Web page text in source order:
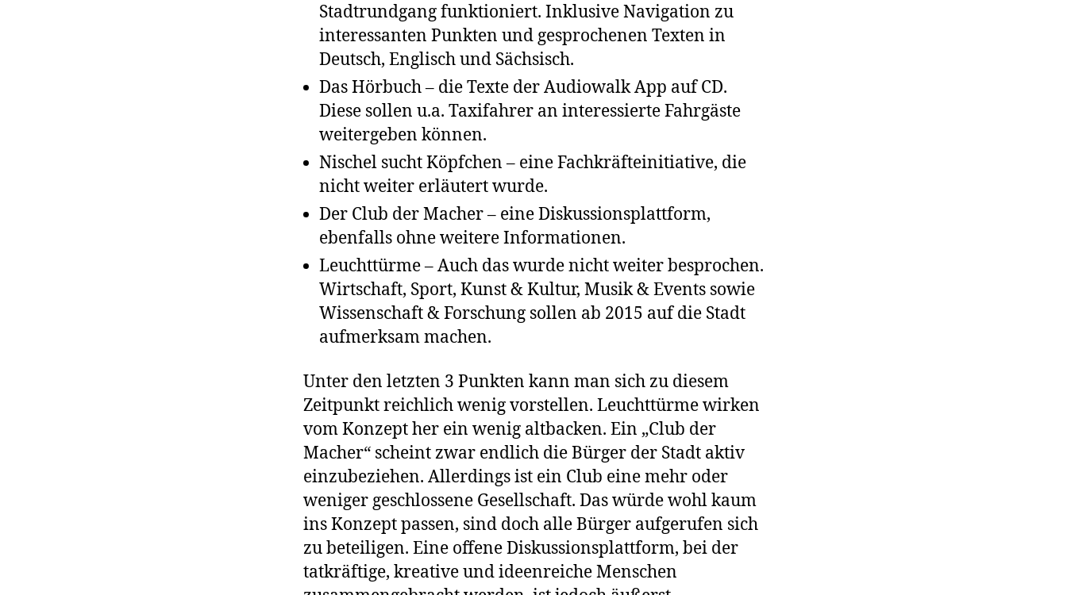
Stadtrundgang funktioniert. Inklusive Navigation zu
interessanten Punkten und gesprochenen Texten in
Deutsch, Englisch und Sächsisch.
Das Hörbuch – die Texte der Audiowalk App auf CD.
Diese sollen u.a. Taxifahrer an interessierte Fahrgäste
weitergeben können.
Nischel sucht Köpfchen – eine Fachkräfteinitiative, die
nicht weiter erläutert wurde.
Der Club der Macher – eine Diskussionsplattform,
ebenfalls ohne weitere Informationen.
Leuchttürme – Auch das wurde nicht weiter besprochen.
Wirtschaft, Sport, Kunst & Kultur, Musik & Events sowie
Wissenschaft & Forschung sollen ab 2015 auf die Stadt
aufmerksam machen.
Unter den letzten 3 Punkten kann man sich zu diesem
Zeitpunkt reichlich wenig vorstellen. Leuchttürme wirken
vom Konzept her ein wenig altbacken. Ein „Club der
Macher“ scheint zwar endlich die Bürger der Stadt aktiv
einzubeziehen. Allerdings ist ein Club eine mehr oder
weniger geschlossene Gesellschaft. Das würde wohl kaum
ins Konzept passen, sind doch alle Bürger aufgerufen sich
zu beteiligen. Eine offene Diskussionsplattform, bei der
tatkräftige, kreative und ideenreiche Menschen